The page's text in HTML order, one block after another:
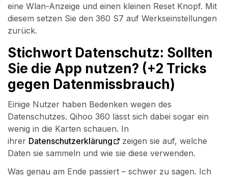
eine Wlan-Anzeige und einen kleinen Reset Knopf. Mit
diesem setzen Sie den 360 S7 auf Werkseinstellungen
zurück.
Stichwort Datenschutz: Sollten
Sie die App nutzen? (+2 Tricks
gegen Datenmissbrauch)
Einige Nutzer haben Bedenken wegen des
Datenschutzes. Qihoo 360 lässt sich dabei sogar ein
wenig in die Karten schauen. In
ihrer Datenschutzerklärung
zeigen sie auf, welche
Daten sie sammeln und wie sie diese verwenden.
Was genau am Ende passiert – schwer zu sagen. Ich